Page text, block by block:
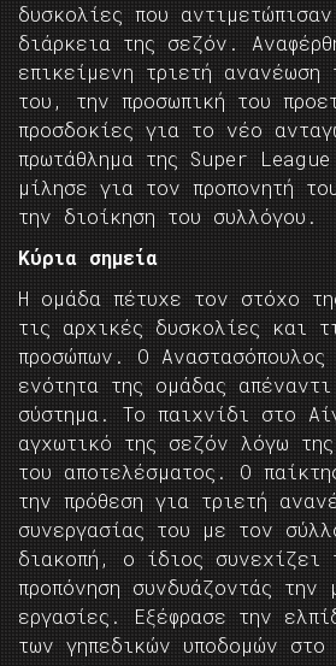
δυσκολίες που
διάρκεια της σεζόν.
επικείμενη τριετή ανανέωση
του, την προσωπική του
προσδοκίες για το νέο
πρωτάθλημα της Super
μίλησε για τον προπονητή
την διοίκηση του συλλόγου.
Κύρια σημεία
Η ομάδα πέτυχε τον στόχο
τις αρχικές δυσκολίες και
προσώπων. Ο Αναστασόπουλος
ενότητα της ομάδας
σύστημα. Το παιχνίδι στο
αγχωτικό της σεζόν λόγω της
του αποτελέσματος. Ο
την πρόθεση για τριετή
συνεργασίας του με τον
διακοπή, ο ίδιος συνεχίζει
προπόνηση συνδυάζοντάς την
εργασίες. Εξέφρασε την
των γηπεδικών υποδομών